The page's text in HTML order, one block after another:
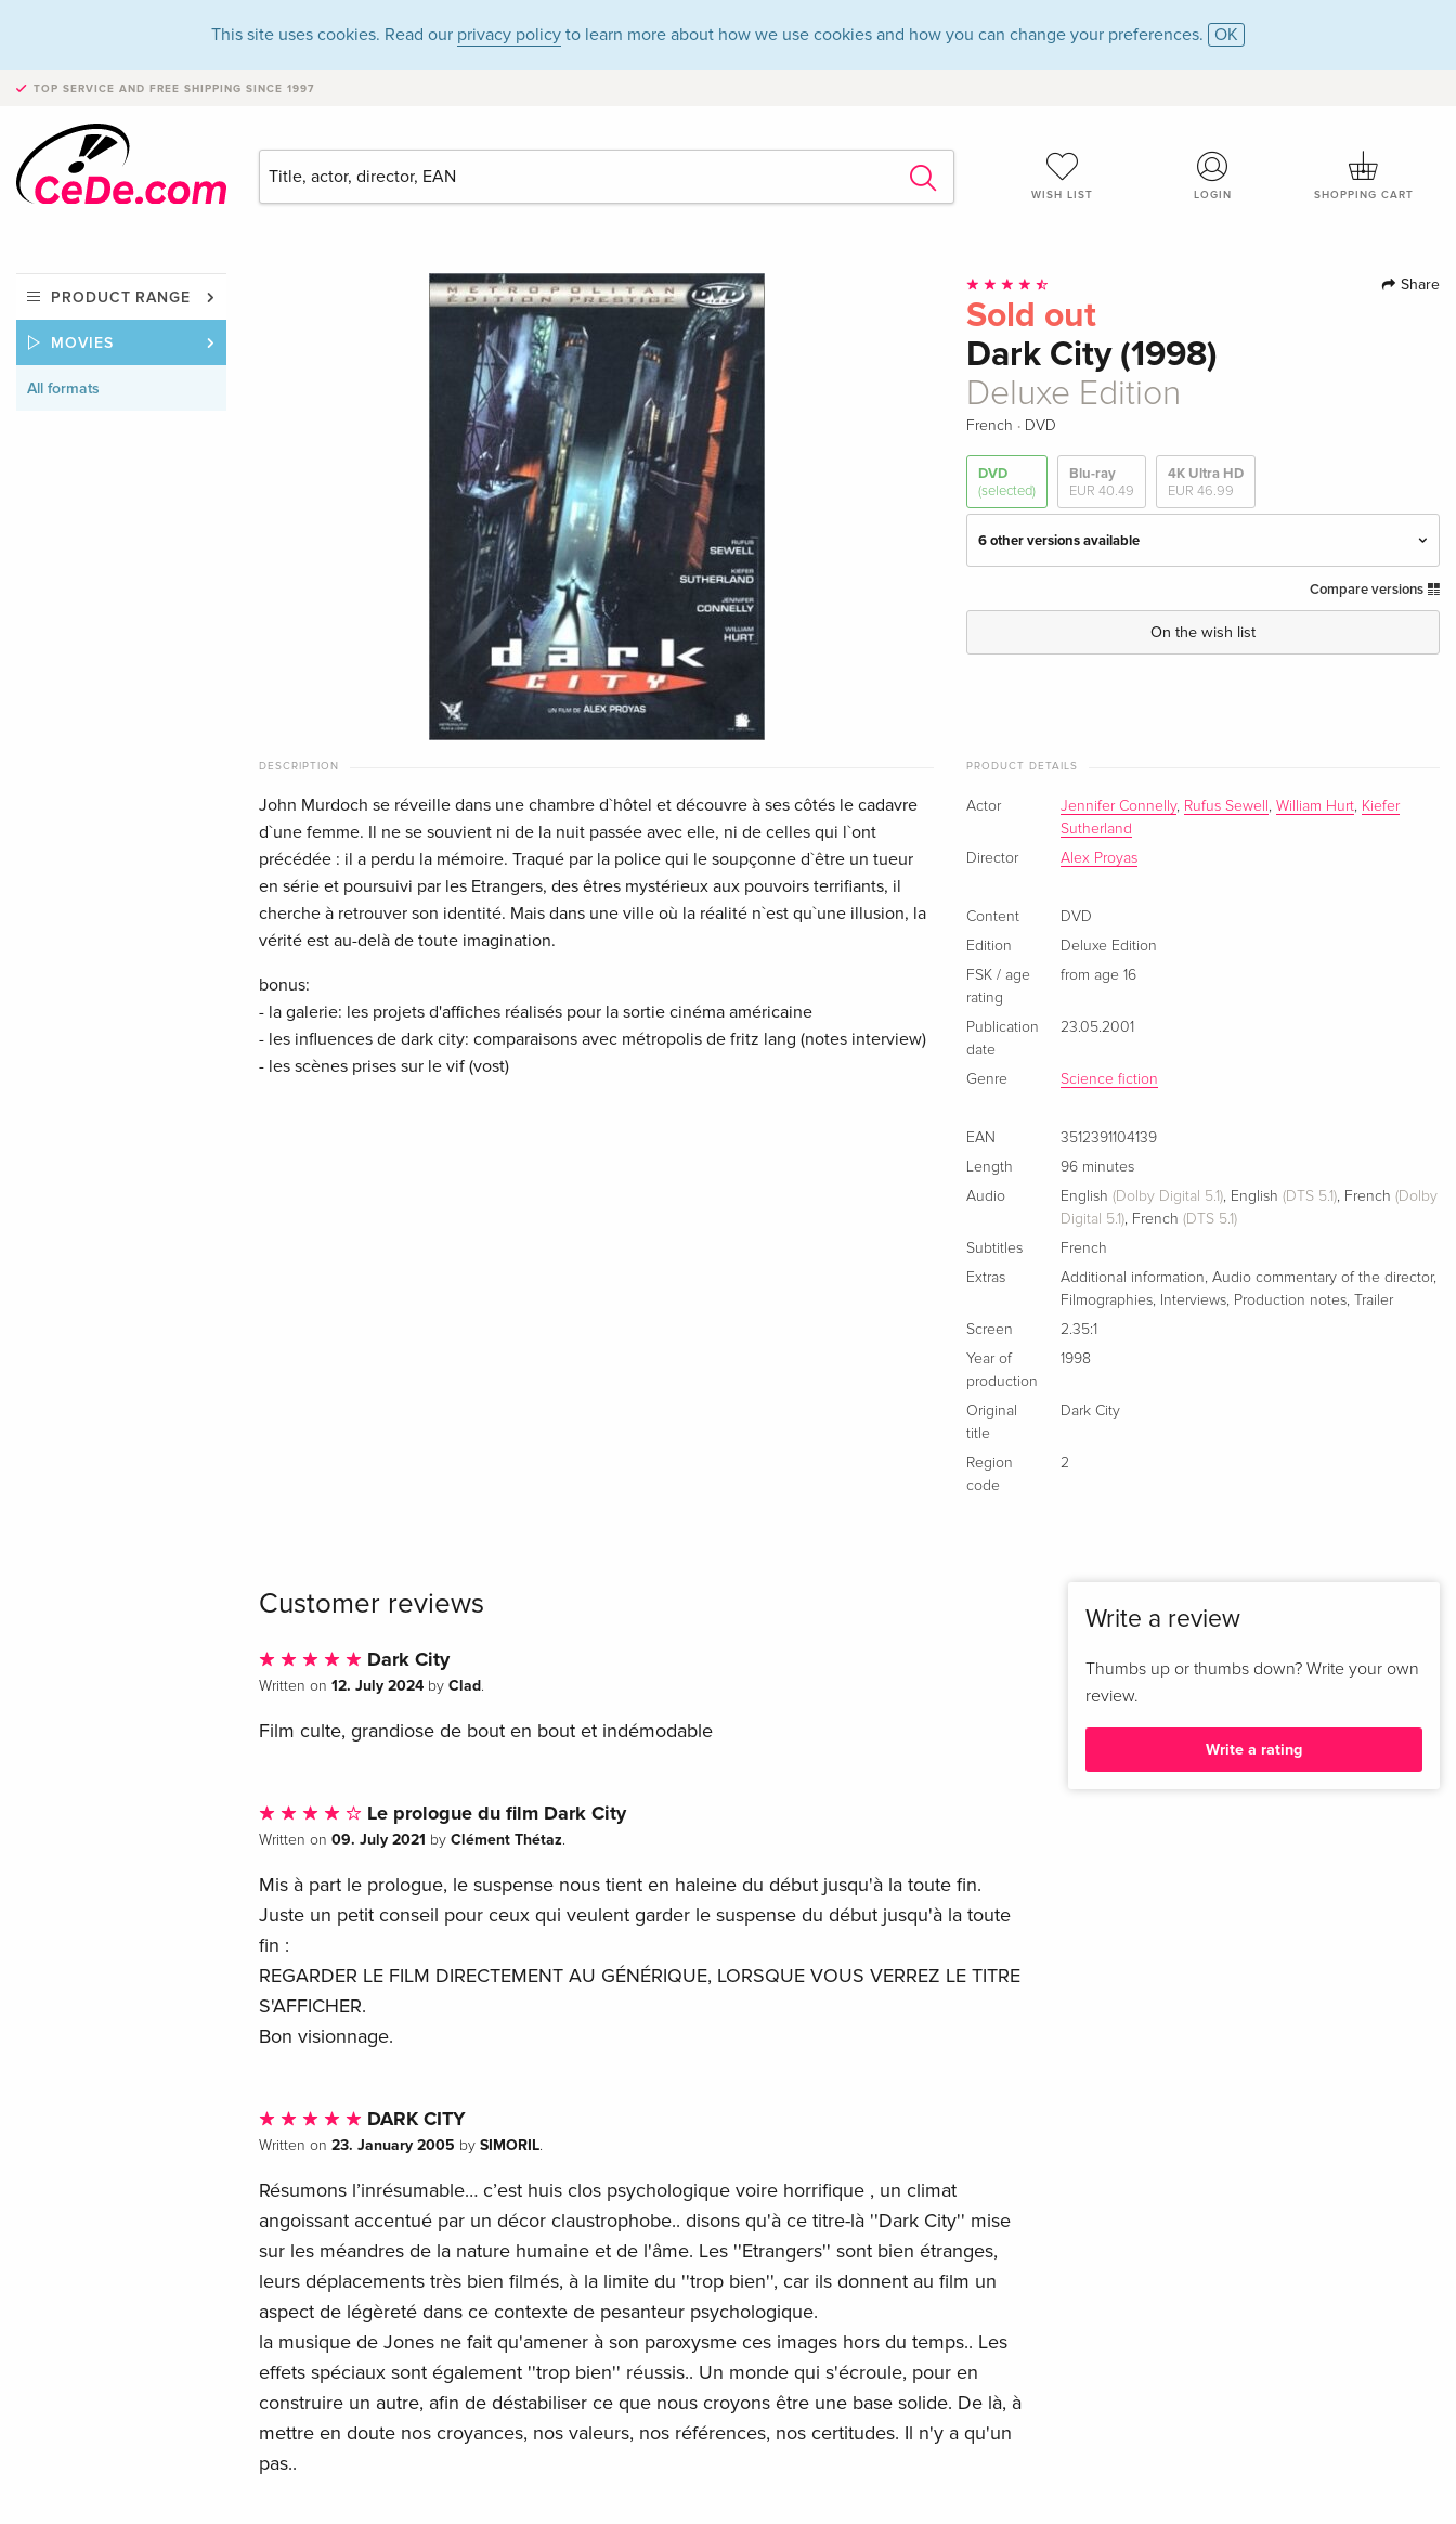
This site uses cookies. Read our privacy policy to learn more about how we use cookies and how you can change your preferences. OK
TOP SERVICE AND FREE SHIPPING SINCE 1997
WISH LIST LOGIN SHOPPING CART
PRODUCT RANGE
MOVIES
All formats
Share
Sold out
Dark City (1998)
Deluxe Edition
French · DVD
DVD
(selected)
Blu-ray
EUR 40.49
4K Ultra HD
EUR 46.99
6 other versions available
English · US Version
EUR 25.49
English · US Version
Standard edition
Sold out
French
Deluxe Edition — (selected)
French
Standard edition
Compare versions
On the wish list
DESCRIPTION
John Murdoch se réveille dans une chambre d`hôtel et découvre à ses côtés le cadavre
d`une femme. Il ne se souvient ni de la nuit passée avec elle, ni de celles qui l`ont
précédée : il a perdu la mémoire. Traqué par la police qui le soupçonne d`être un tueur
en série et poursuivi par les Etrangers, des êtres mystérieux aux pouvoirs terrifiants, il
cherche à retrouver son identité. Mais dans une ville où la réalité n`est qu`une illusion, la
vérité est au-delà de toute imagination.
bonus:
- la galerie: les projets d'affiches réalisés pour la sortie cinéma américaine
- les influences de dark city: comparaisons avec métropolis de fritz lang (notes interview)
- les scènes prises sur le vif (vost)
PRODUCT DETAILS
Actor Jennifer Connelly, Rufus Sewell ,William Hurt, Kiefer
Sutherland
Director
Alex Proyas
Content
DVD
Edition
Deluxe Edition
FSK / age
rating
from age 16
Publication
date
23.05.2001
Genre Science fiction
EAN
3512391104139
Length
96 minutes
Audio
English (Dolby Digital 5.1), English (DTS 5.1), French (Dolby
Digital 5.1), French (DTS 5.1)
Subtitles
French
Extras
Additional information,Audio commentary of the director,
Filmographies, Interviews, Production notes,
Trailer
Screen
2.35:1
Year of
production
1998
Original
title
Dark City
Region
code
2
Customer reviews
Dark City
Written on 12. July 2024by Clad.
Film culte, grandiose de bout en bout et indémodable
Le prologue du film Dark City
Written on 09. July 2021 by Clément Thétaz.
Mis à part le prologue, le suspense nous tient en haleine du début jusqu'à la toute fin.
Juste un petit conseil pour ceux qui veulent garder le suspense du début jusqu'à la toute
fin :
REGARDER LE FILM DIRECTEMENT AU GÉNÉRIQUE, LORSQUE VOUS VERREZ LE TITRE
S'AFFICHER.
Bon visionnage.
DARK CITY
Written on 23. January 2005 by SIMORIL.
Résumons l’inrésumable… c’est huis clos psychologique voire horrifique , un climat
angoissant accentué par un décor claustrophobe.. disons qu'à ce titre-là ''Dark City'' mise
sur les méandres de la nature humaine et de l'âme. Les ''Etrangers'' sont bien étranges,
leurs déplacements très bien filmés, à la limite du ''trop bien'', car ils donnent au film un
aspect de légèreté dans ce contexte de pesanteur psychologique.
la musique de Jones ne fait qu'amener à son paroxysme ces images hors du temps.. Les
effets spéciaux sont également ''trop bien'' réussis.. Un monde qui s'écroule, pour en
construire un autre, afin de déstabiliser ce que nous croyons être une base solide. De là, à
mettre en doute nos croyances, nos valeurs, nos références, nos certitudes. Il n'y a qu'un
pas..
Write a review
Thumbs up or thumbs down? Write your own
review.
Write a rating